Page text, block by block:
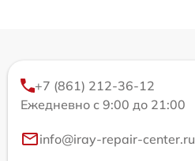
+7 (861) 212-36-12
Ежедневно с 9:00 до 21:00
info@iray-repair-center.ru